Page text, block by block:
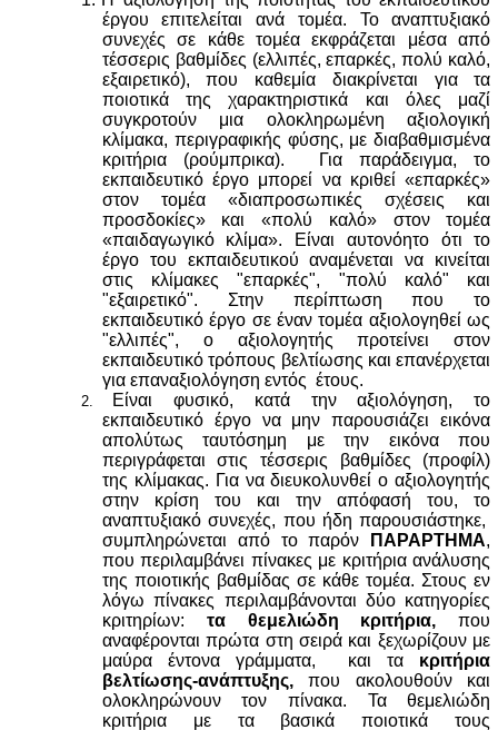
έργου επιτελείται ανά τομέα. Το αναπτυξιακό
συνεχές σε κάθε τομέα εκφράζεται μέσα από
τέσσερις βαθμίδες (ελλιπές, επαρκές, πολύ καλό,
εξαιρετικό), που καθεμία διακρίνεται για τα
ποιοτικά της χαρακτηριστικά και όλες μαζί
συγκροτούν μια ολοκληρωμένη αξιολογική
κλίμακα, περιγραφικής φύσης, με διαβαθμισμένα
κριτήρια (ρούμπρικα). Για παράδειγμα, το
εκπαιδευτικό έργο μπορεί να κριθεί «επαρκές»
στον τομέα «διαπροσωπικές σχέσεις και
προσδοκίες» και «πολύ καλό» στον τομέα
«παιδαγωγικό κλίμα». Είναι αυτονόητο ότι το
έργο του εκπαιδευτικού αναμένεται να κινείται
στις κλίμακες "επαρκές", "πολύ καλό" και
"εξαιρετικό". Στην περίπτωση που το
εκπαιδευτικό έργο σε έναν τομέα αξιολογηθεί ως
"ελλιπές", ο αξιολογητής προτείνει στον
εκπαιδευτικό τρόπους βελτίωσης και επανέρχεται
για επαναξιολόγηση εντός έτους.
2.
Είναι φυσικό, κατά την αξιολόγηση, το
εκπαιδευτικό έργο να μην παρουσιάζει εικόνα
απολύτως ταυτόσημη με την εικόνα που
περιγράφεται στις τέσσερις βαθμίδες (προφίλ)
της κλίμακας. Για να διευκολυνθεί ο αξιολογητής
στην κρίση του και την απόφασή του, το
αναπτυξιακό συνεχές, που ήδη παρουσιάστηκε,
συμπληρώνεται από το παρόν
ΠΑΡΑΡΤΗΜΑ,
που περιλαμβάνει πίνακες με κριτήρια ανάλυσης
της ποιοτικής βαθμίδας σε κάθε τομέα. Στους εν
λόγω πίνακες περιλαμβάνονται δύο κατηγορίες
κριτηρίων: τα θεμελιώδη κριτήρια,που
αναφέρονται πρώτα στη σειρά και ξεχωρίζουν με
μαύρα έντονα γράμματα, και τα κριτήρια
βελτίωσης-ανάπτυξης,που ακολουθούν και
ολοκληρώνουν τον πίνακα. Τα θεμελιώδη
κριτήρια με τα βασικά ποιοτικά τους